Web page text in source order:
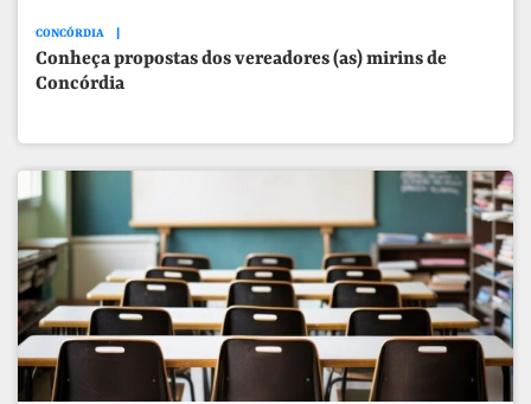
CONCÓRDIA
Conheça propostas dos vereadores (as) mirins de
Concórdia